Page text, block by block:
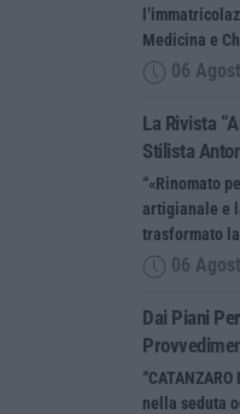
Medicina e
06
La Rivista
Stilista
“«Rinomato
artigianale e
trasformato
06
Dai Piani
nella seduta